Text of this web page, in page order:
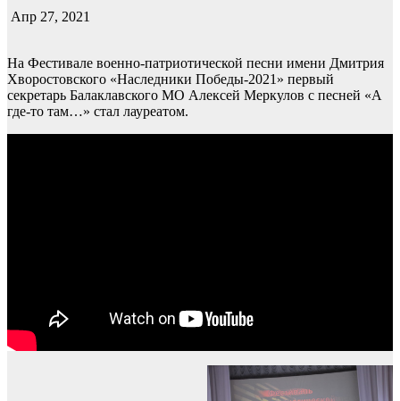
Апр 27, 2021
На Фестивале военно-патриотической песни имени Дмитрия
Хворостовского «Наследники Победы-2021» первый
секретарь Балаклавского МО Алексей Меркулов с песней «А
где-то там…» стал лауреатом.